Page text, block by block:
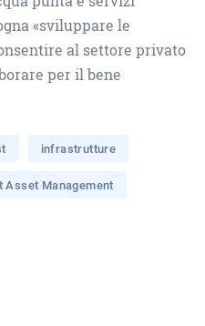
«sviluppare le
al settore privato
per il bene
infrastrutture
Asset Management